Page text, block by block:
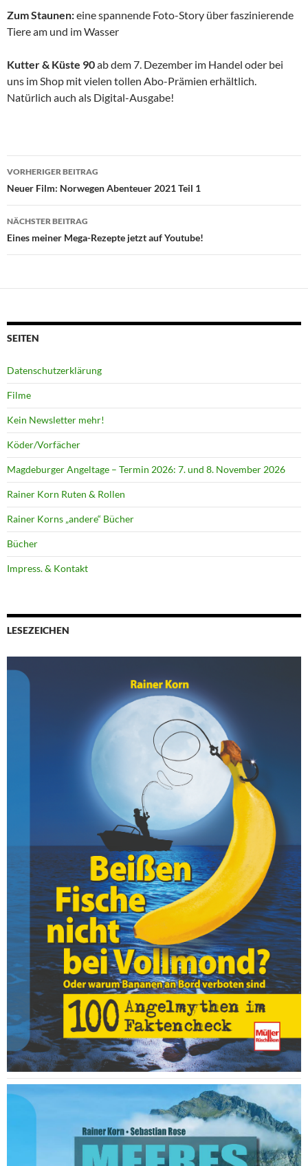
Zum Staunen:eine spannende Foto-Story über faszinierende
Tiere am und im Wasser
Kutter & Küste 90ab dem 7. Dezember im Handel oder bei
uns im Shop mit vielen tollen Abo-Prämien erhältlich.
Natürlich auch als Digital-Ausgabe!
Beitragsnavigation
VORHERIGER BEITRAG
Neuer Film: Norwegen Abenteuer 2021 Teil 1
NÄCHSTER BEITRAG
Eines meiner Mega-Rezepte jetzt auf Youtube!
SEITEN
Datenschutzerklärung
Filme
Kein Newsletter mehr!
Köder/Vorfächer
Magdeburger Angeltage – Termin 2026: 7. und 8. November 2026
Rainer Korn Ruten & Rollen
Rainer Korns „andere“ Bücher
Bücher
Impress. & Kontakt
LESEZEICHEN